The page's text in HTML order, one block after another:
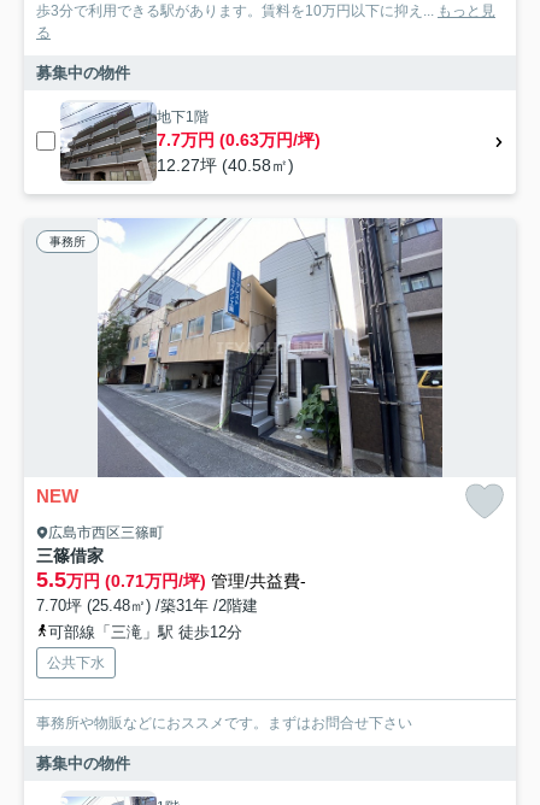
歩3分で利用できる駅があります。賃料を10万円以下に抑え...
もっと見
る
募集中の物件
地下1階
7.7万円 (0.63万円/坪)
12.27坪 (40.58㎡)
事務所
NEW
広島市西区三篠町
三篠借家
5.5万円 (0.71万円/坪) 管理/共益費-
7.70坪 (25.48㎡) /築31年 /2階建
可部線「三滝」駅 徒歩12分
公共下水
事務所や物販などにおススメです。まずはお問合せ下さい
募集中の物件